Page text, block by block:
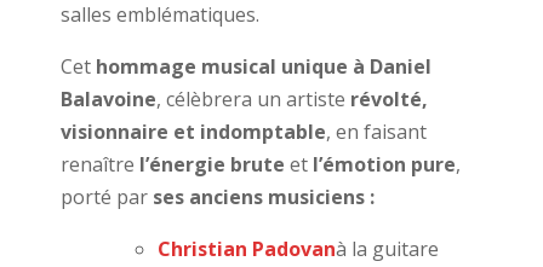
salles emblématiques.
Cet hommage musical unique à Daniel
Balavoine, célèbrera un artiste révolté,
visionnaire et indomptable, en faisant
renaître l’énergie brute et l’émotion pure,
porté par ses anciens musiciens :
Christian Padovanà la guitare